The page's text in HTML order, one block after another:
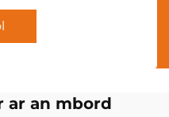
ar an mbord